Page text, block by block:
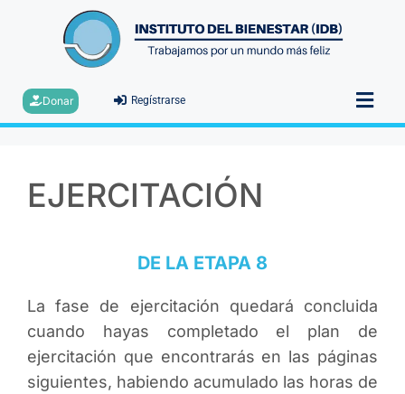
Donar Regístrarse
EJERCITACIÓN
DE LA ETAPA 8
La fase de ejercitación quedará concluida
cuando hayas completado el plan de
ejercitación que encontrarás en las páginas
siguientes, habiendo acumulado las horas de